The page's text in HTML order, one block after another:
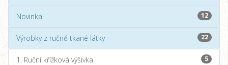
Novinka 12
Výrobky z ručně tkané látky 22
1. Ruční křížková výšivka 5